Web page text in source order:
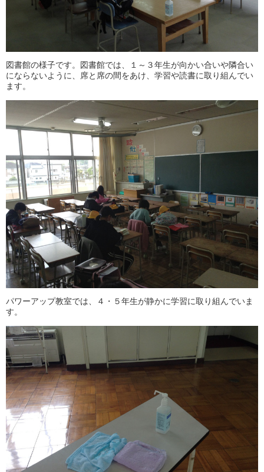
図書館の様子です。図書館では、１～３年生が向かい合いや隣合い
にならないように、席と席の間をあけ、学習や読書に取り組んでい
ます。
パワーアップ教室では、４・５年生が静かに学習に取り組んでいま
す。